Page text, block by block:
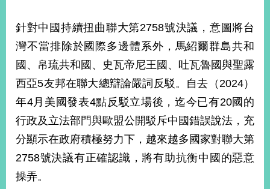
開
為
民
服
本
部
相
關
網
站
針對中國持續扭曲聯大第2758號決議，意圖將台
灣不當排除於國際多邊體系外，馬紹爾群島共和
國、帛琉共和國、史瓦帝尼王國、吐瓦魯國與聖露
西亞5友邦在聯大總辯論嚴詞反駁。自去（2024）
年4月美國發表4點反駁立場後，迄今已有20國的
行政及立法部門與歐盟公開駁斥中國錯誤說法，充
分顯示在政府積極努力下，越來越多國家對聯大第
2758號決議有正確認識，將有助抗衡中國的惡意
操弄。